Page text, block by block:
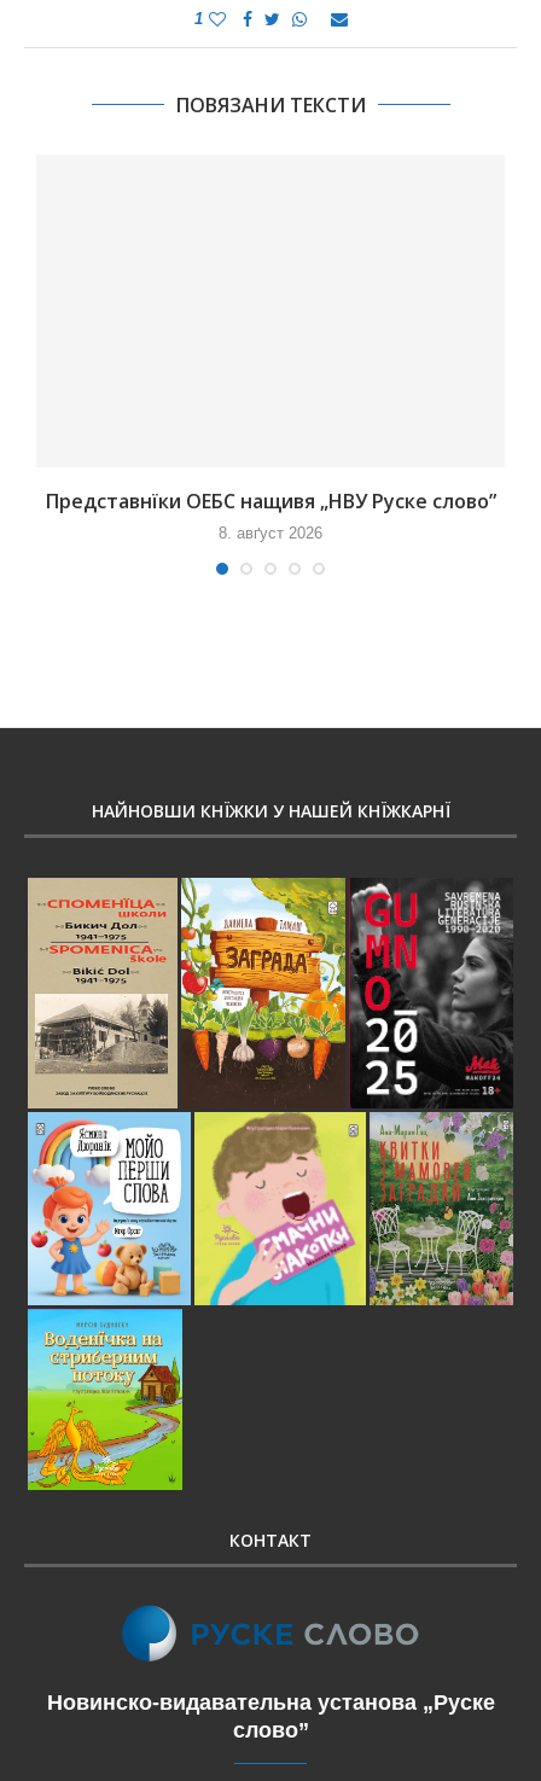
1
ПОВЯЗАНИ ТЕКСТИ
Представнїки ОЕБС нащивя „НВУ Руске слово”
8. авґуст 2026
НАЙНОВШИ КНЇЖКИ У НАШЕЙ КНЇЖКАРНЇ
КОНТАКТ
Новинско-видавательна установа „Руске
слово”